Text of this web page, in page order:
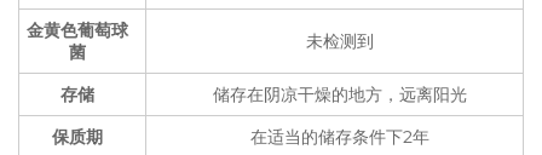
金黄色葡萄球
菌
未检测到
存储
储存在阴凉干燥的地方，远离阳光
保质期
在适当的储存条件下2年